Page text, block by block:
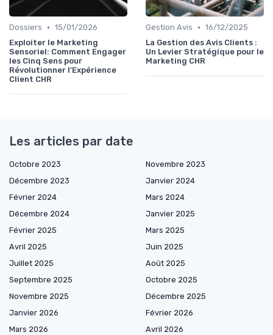
Dossiers • 15/01/2026
Exploiter le Marketing
Sensoriel: Comment Engager
les Cinq Sens pour
Révolutionner l'Expérience
Client CHR
Gestion Avis • 16/12/2025
La Gestion des Avis Clients :
Un Levier Stratégique pour le
Marketing CHR
Les articles par date
Octobre 2023
Novembre 2023
Décembre 2023
Janvier 2024
Février 2024
Mars 2024
Décembre 2024
Janvier 2025
Février 2025
Mars 2025
Avril 2025
Juin 2025
Juillet 2025
Août 2025
Septembre 2025
Octobre 2025
Novembre 2025
Décembre 2025
Janvier 2026
Février 2026
Mars 2026
Avril 2026